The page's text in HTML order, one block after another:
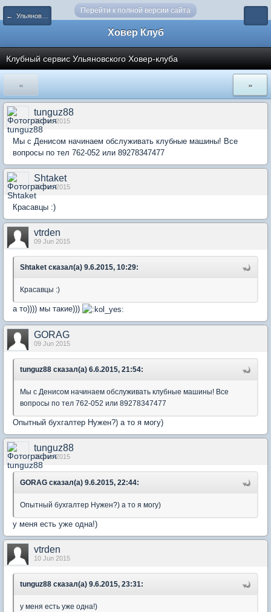
Перейти к полной версии сайта
← Ульяновск и Ульяновская область
Ховер Клуб
Клубный сервис Ульяновского Ховер-клуба
« »
tunguz88
06 Jun 2015
Мы с Денисом начинаем обслуживать клубные машины! Все
вопросы по тел 762-052 или 89278347477
Shtaket
09 Jun 2015
Красавцы :)
vtrden
09 Jun 2015
Shtaket сказал(а) 9.6.2015, 10:29:
Красавцы :)
а то)))) мы такие)))
GORAG
09 Jun 2015
tunguz88 сказал(а) 6.6.2015, 21:54:
Мы с Денисом начинаем обслуживать клубные машины! Все
вопросы по тел 762-052 или 89278347477
Опытный бухгалтер Нужен?) а то я могу)
tunguz88
09 Jun 2015
GORAG сказал(а) 9.6.2015, 22:44:
Опытный бухгалтер Нужен?) а то я могу)
у меня есть уже одна!)
vtrden
10 Jun 2015
tunguz88 сказал(а) 9.6.2015, 23:31:
у меня есть уже одна!)